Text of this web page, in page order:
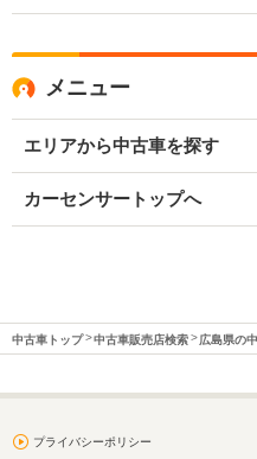
メニュー
エリアから中古車を探す
カーセンサートップへ
中古車トップ 中古車販売店検索 広島県の
プライバシーポリシー